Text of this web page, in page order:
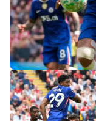
«Слот не тот
«Ливерпуля» и
после ничьей